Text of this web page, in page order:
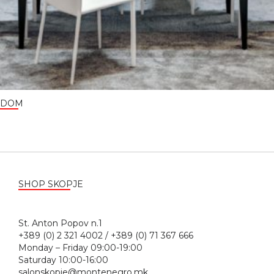
DOM
SHOP SKOPJE
St. Anton Popov n.1
+389 (0) 2 321 4002 / +389 (0) 71 367 666
Monday – Friday 09:00-19:00
Saturday 10:00-16:00